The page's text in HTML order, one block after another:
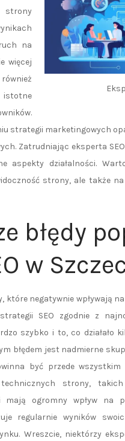
strony
na
więcej
istotne
strategii marketingowych
Zatrudniając eksperta
aspekty działalności.
strony, ale także
błędy
w
które negatywnie wpływają
SEO zgodnie z
szybko i to, co działało
błędem jest nadmierne
być przede wszystkim
strony,
ogromny wpływ na
regularnie wyników
Wreszcie, niektórzy